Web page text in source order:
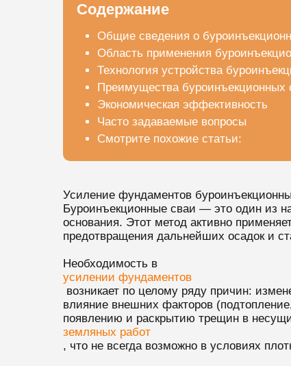
Содержание
Общие сведения о
Область применения
Технология устройства
Преимущества буроинъекционных
Экономическая эффективность
Часто задаваемые вопросы
Смотрите похожие статьи:
Усиление фундаментов
Буроинъекционные сваи — это один из
основания. Этот метод активно
предотвращения дальнейших осадок и
Необходимость в
усилении фундаментов
возникает по целому ряду причин:
влияние внешних факторов
появлению и раскрытию трещин в
земляных работ
, что не всегда возможно в условиях